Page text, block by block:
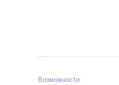
Возможности